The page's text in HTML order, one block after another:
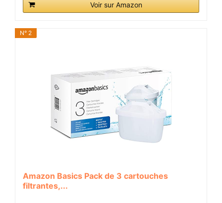
Voir sur Amazon
N° 2
Amazon Basics Pack de 3 cartouches
filtrantes,...